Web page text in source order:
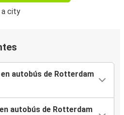
autobús de Rotterdam
autobús de Rotterdam